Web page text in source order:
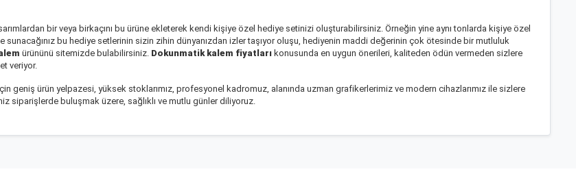
bir veya birkaçını bu ürüne ekleterek kendi kişiye özel hediye setinizi oluşturabilirsiniz. Örneğin yine aynı tonlarda kişiye özel
bu hediye setlerinin sizin zihin dünyanızdan izler taşıyor oluşu, hediyenin maddi değerinin çok ötesinde bir mutluluk
ürününü sitemizde bulabilirsiniz. Dokunmatik kalem fiyatları konusunda en uygun önerileri, kaliteden ödün vermeden sizlere
veriyor.
geniş ürün yelpazesi, yüksek stoklarımız, profesyonel kadromuz, alanında uzman grafikerlerimiz ve modern cihazlarımız ile sizlere
siparişlerde buluşmak üzere, sağlıklı ve mutlu günler diliyoruz.